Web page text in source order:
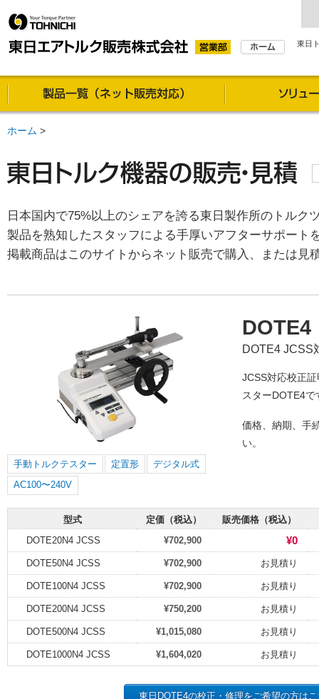
東日
製品一覧（通信販売
ホーム >
日本国内で75%以上のシェアを誇る東日製作所のトルク
製品を熟知したスタッフによる手厚いアフターサポート
掲載商品はこのサイトからネット販売で購入、または見
手動トルクテスター 定置形
デジタル式
AC100〜240V
DOTE4
DOTE4 JCSS
JCSS対応校正
スターDOTE4で
価格、納期、手
い。
型式 定価（税込）
販売価格（税込）
DOTE20N4 JCSS
¥702,900 ¥0
DOTE50N4 JCSS ¥702,900 お見積り
DOTE100N4 JCSS ¥702,900 お見積り
DOTE200N4 JCSS ¥750,200 お見積り
DOTE500N4 JCSS ¥1,015,080 お見積り
DOTE1000N4 JCSS ¥1,604,020 お見積り
東日DOTE4の校正・修理をご希望の方は